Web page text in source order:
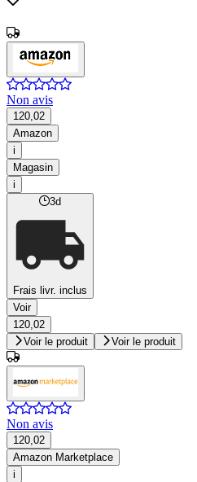
Non avis
120,02
Amazon
i
Magasin
i
3d
Frais livr. inclus
Voir
120,02
Voir le produit
Voir le produit
Non avis
120,02
Amazon Marketplace
i